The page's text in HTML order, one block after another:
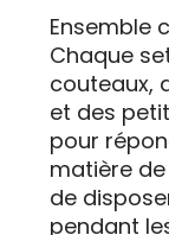
Ensemble
Chaque
couteaux,
et des
pour
matière
de
pendant